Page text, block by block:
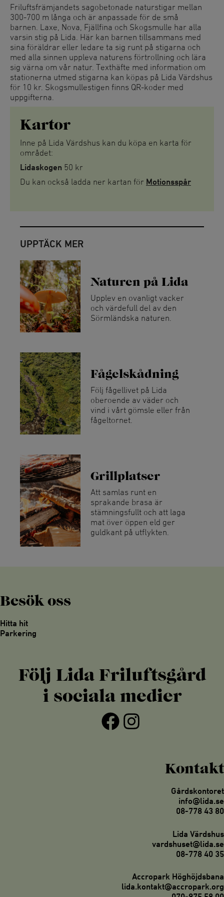
Friluftsfrämjandets sagobetonade naturstigar mellan
300-700 m långa och är anpassade för de små
barnen. Laxe, Nova, Fjällfina och Skogsmulle har alla
varsin stig på Lida. Här kan barnen tillsammans med
sina föräldrar eller ledare ta sig runt på stigarna och
med alla sinnen uppleva naturens förtrollning och lära
sig värna om vår natur. Texthäfte med information om
stationerna utmed stigarna kan köpas på Lida Värdshus
för 10 kr. Skogsmullestigen finns QR-koder med
uppgifterna.
Kartor
Inne på Lida Värdshus kan du köpa en karta för
området:
Lidaskogen 50 kr
Du kan också ladda ner kartan för Motionsspår
UPPTÄCK MER
Naturen på Lida
Upplev en ovanligt vacker
och värdefull del av den
Sörmländska naturen.
Fågelskådning
Följ fågellivet på Lida
oberoende av väder och
vind i vårt gömsle eller från
fågeltornet.
Grillplatser
Att samlas runt en
sprakande brasa är
stämningsfullt och att laga
mat över öppen eld ger
guldkant på utflykten.
Besök oss
Hitta hit
Parkering
Följ Lida Friluftsgård
i sociala medier
Facebook Instagram
Kontakt
Gårdskontoret
info@lida.se
08-778 43 80
Lida Värdshus
vardshuset@lida.se
08-778 40 35
Accropark Höghöjdsbana
lida.kontakt@accropark.org